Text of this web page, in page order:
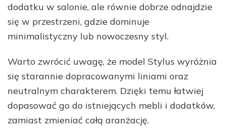
dodatku w salonie, ale równie dobrze odnajdzie
się w przestrzeni, gdzie dominuje
minimalistyczny lub nowoczesny styl.
Warto zwrócić uwagę, że model Stylus wyróżnia
się starannie dopracowanymi liniami oraz
neutralnym charakterem. Dzięki temu łatwiej
dopasować go do istniejących mebli i dodatków,
zamiast zmieniać całą aranżację.